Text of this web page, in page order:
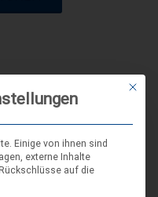
Mit
Einige von ihnen sind
externe Inhalte
auf die